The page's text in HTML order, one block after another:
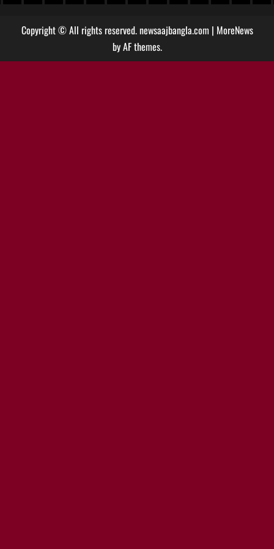
Copyright © All rights reserved. newsaajbangla.com | MoreNews
by AF themes.